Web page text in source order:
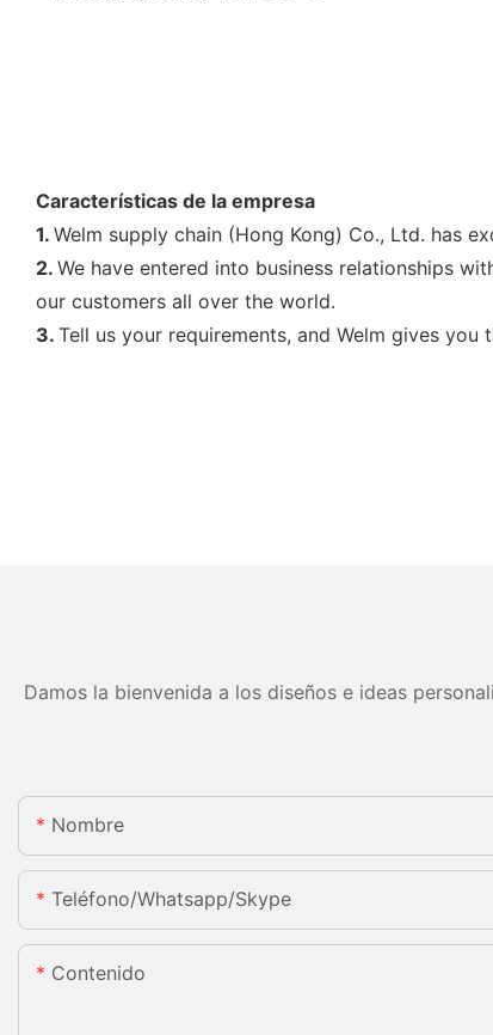
Características de la empresa
1. Welm supply chain (Hong Kong) Co., Ltd. has
2. We have entered into business relationships
our customers all over the world.
3. Tell us your requirements, and Welm gives
Damos la bienvenida a los diseños e ideas
Nombre
Teléfono/whatsapp/skype
Contenido